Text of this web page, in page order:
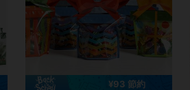
¥93 節約